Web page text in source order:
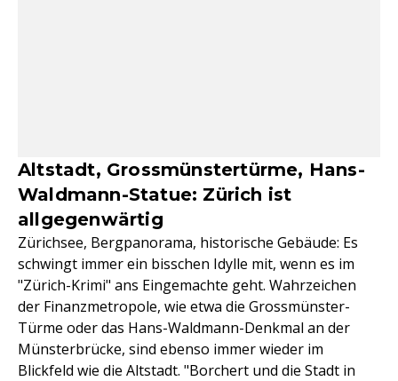
Altstadt, Grossmünstertürme, Hans-
Waldmann-Statue: Zürich ist
allgegenwärtig
Zürichsee, Bergpanorama, historische Gebäude: Es
schwingt immer ein bisschen Idylle mit, wenn es im
"Zürich-Krimi" ans Eingemachte geht. Wahrzeichen
der Finanzmetropole, wie etwa die Grossmünster-
Türme oder das Hans-Waldmann-Denkmal an der
Münsterbrücke, sind ebenso immer wieder im
Blickfeld wie die Altstadt. "Borchert und die Stadt in